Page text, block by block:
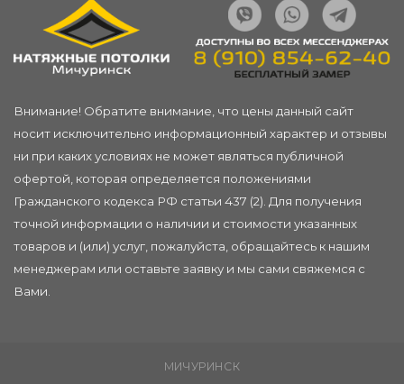
Внимание! Обратите внимание, что цены данный сайт
носит исключительно информационный характер и отзывы
ни при каких условиях не может являться публичной
офертой, которая определяется положениями
Гражданского кодекса РФ статьи 437 (2). Для получения
точной информации о наличии и стоимости указанных
товаров и (или) услуг, пожалуйста, обращайтесь к нашим
менеджерам или оставьте заявку и мы сами свяжемся с
Вами.
МИЧУРИНСК